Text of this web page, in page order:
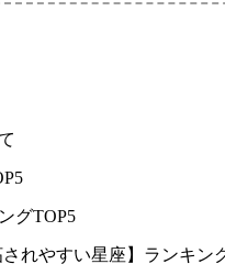
グTOP5
されやすい星座】ランキン